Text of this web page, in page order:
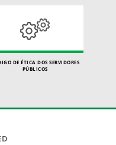
DE ÉTICA DOS SERVIDORES
PÚBLICOS